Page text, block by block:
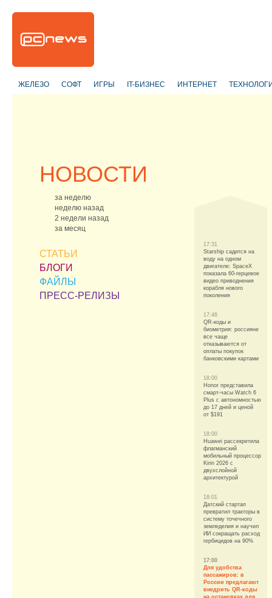
ЖЕЛЕЗО СОФТ ИГРЫ IT-БИЗНЕС ИНТЕРНЕТ
НОВОСТИ
за неделю
неделю назад
2 недели назад
за месяц
СТАТЬИ
БЛОГИ
ФАЙЛЫ
ПРЕСС-РЕЛИЗЫ
17:31
Starship садится на
воду на одном
двигателе: SpaceX
показала 60-герцевое
видео приводнения
корабля нового
поколения
17:46
QR-коды и
биометрия: россияне
все чаще
отказываются от
оплаты покупок
банковскими картами
18:00
Honor представила
смарт-часы Watch 6
Plus с автономностью
до 17 дней и ценой
от $191
18:00
Huawei рассекретила
флагманский
мобильный процессор
Kirin 2026 с
двухслойной
архитектурой
18:01
Датский стартап
превратил тракторы в
систему точечного
земледелия и научил
ИИ сокращать расход
гербицидов на 90%
17:00
Для удобства
пассажиров: в
России предлагают
внедрить QR-коды
на остановках для